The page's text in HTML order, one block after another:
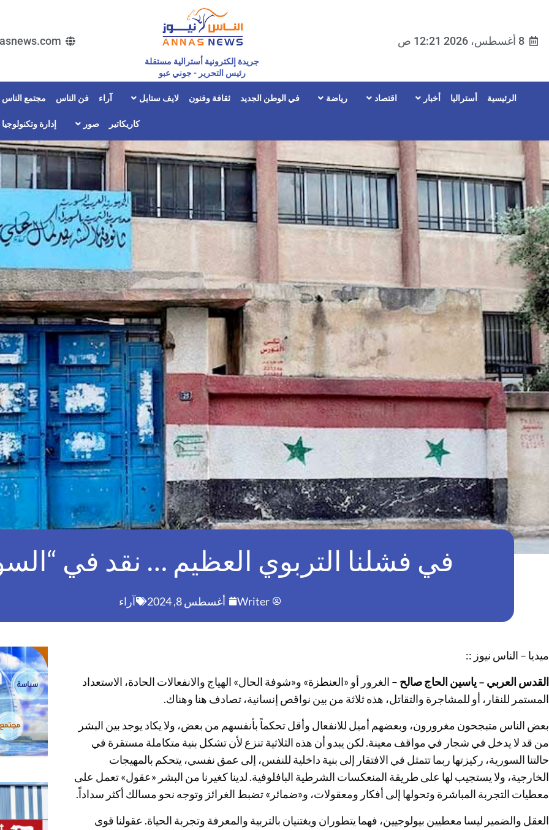
8 أغسطس، 2026 12:21 ص
جريدة إلكترونية أسترالية مستقلة
رئيس التحرير - جوني عبو
الرئيسية أستراليا أخبار اقتصاد رياضة في الوطن الجديد ثقافة وفنون لايف ستايل آراء فن الناس مجتمع الناس
كاريكاتير صور إدارة وتكنولوجيا
في فشلنا التربوي العظيم … نقد في
Writer أغسطس 8, 2024 آراء
ميديا – الناس نيوز ::
القدس العربي – ياسين الحاج صالح – الغرور أو «العنطزة» و«شوفة الحال» الهياج والانفعالات الحادة، الاستعداد
المستمر للنقار، أو للمشاجرة والتقاتل، هذه ثلاثة من بين نواقص إنسانية، تصادف هنا وهناك.
بعض الناس متبجحون مغرورون، وبعضهم أميل للانفعال وأقل تحكماً بأنفسهم من بعض، ولا يكاد يوجد بين البشر
من قد لا يدخل في شجار في مواقف معينة. لكن يبدو أن هذه الثلاثية تنزع لأن تشكل بنية متكاملة مستقرة في
حالتنا السورية، ركيزتها ربما تتمثل في الافتقار إلى بنية داخلية للنفس، إلى عمق نفسي، يتحكم بالمهيجات
الخارجية، ولا يستجيب لها على طريقة المنعكسات الشرطية البافلوفية. لدينا كغيرنا من البشر «عقول» تعمل على
معطيات التجربة المباشرة وتحولها إلى أفكار ومعقولات، و«ضمائر» تضبط الغرائز وتوجه نحو مسالك أكثر سداداً.
العقل والضمير ليسا معطيين بيولوجيين، فهما يتطوران ويغتنيان بالتربية والمعرفة وتجربة الحياة. عقولنا قوى